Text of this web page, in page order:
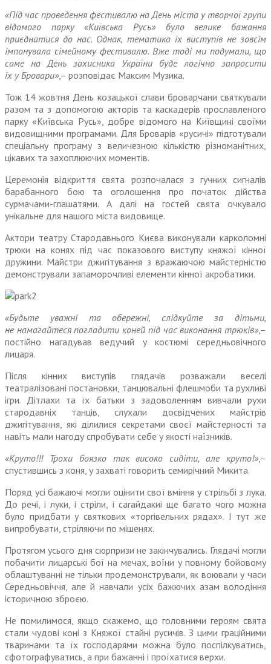
«Під час проведення фестивалю на День міста у творчої групи
відомого парку «Київська Русь» було велике бажання
приєднатися до нас. Однак, тематика їх виступів не зовсім
імпонувала сімейному фестивалю. Вже тоді ми подумали, що
саме на День захисника України буде логічно запросити
їх у Бровари»,– розповідає Максим Музика.
Тож 14 жовтня День козацької слави броварчанисвяткували
разом та з допомогою акторів та каскадерів прославленого
парку «Київська Русь», добре відомого на Київщині своїми
видовищними програмами. Для Броварів «русичі» підготували
спеціальну програму з величезною кількістю різноманітних,
цікавих та захоп­люючих моментів.
Церемонія відкриття свята розпочалася з гучних сигналів
барабанного бою та оголошення про початок дійства
сурмачами-глашатями. А далі на гостей свята очкувало
унікальне для нашого міста видовище.
Актори театру Стародавнього Києва виконували карколомні
трюки на конях під час показового виступу княжої кінної
дружини. Майстри джигітування з вражаючою майстерністю
демонстрували запаморочливі елементи кінної акробатики.
«Будьте уважні та обережні, слідкуйте за дітьми,
не намагайтеся погладити коней під час виконання трюків»,–
постійно нагадував ведучий у костюмі середньовічного
лицаря.
Після кінних виступів глядачів розважали веселі
театралізовані постановки, танцювальні флешмоби та рухливі
ігри. Дітлахи та їх батьки з задоволенням вивчали рухи
стародавніх танців, слухали досвідчених майстрів
джигітування, які ділилися секретами своєї майстерності та
навіть мали нагоду спробувати себе у якості наїзників.
«Круто!!! Трохи боязко так високо сидіти, але круто!»,–
спустившись з коня, у захваті говорить семирічний Микита.
Поряд усі бажаючі могли оцінити свої вміння у стрільбі з лука.
До речі, і луки, і стріли, і сагайдакиі ще багато чого можна
було придбати у святкових «торгівельних рядах». І тут же
випробувати, стріляючи по мішенях.
Протягом усього дня сюрпризине закінчувались. Глядачі могли
побачити лицарські бої на мечах, воїни у повному бойовому
облаштуванні не тільки про­демонстрували, як воювали у часи
Середньовіччя, але й навчали усіх бажючих азам володіння
історичною зброєю.
Не помилимося, якщо скажемо, що головними героям свята
стали чудові коні з Княжої стайні русичів. З цими граційними
тваринами та їх господарями можна було поспілкуватись,
сфотографуватись, а при бажанні і проїхатися верхи.